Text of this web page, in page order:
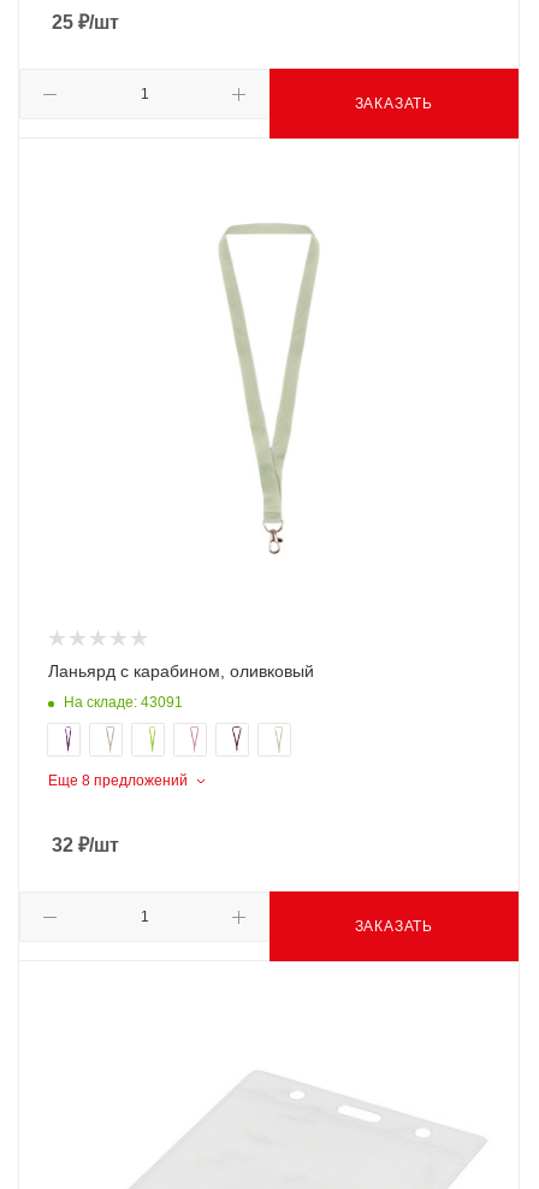
25 ₽/шт
ЗАКАЗАТЬ
Ланьярд с карабином, оливковый
На складе: 43091
Еще 8 предложений
32 ₽/шт
ЗАКАЗАТЬ